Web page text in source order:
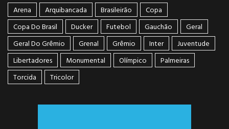
Arena Arquibancada Brasileirão
Copa
Copa Do Brasil
Ducker Futebol Gauchão
Geral
Geral Do Grêmio
Grenal Grêmio Inter
Juventude
Libertadores
Monumental Olímpico
Palmeiras
Torcida
Tricolor